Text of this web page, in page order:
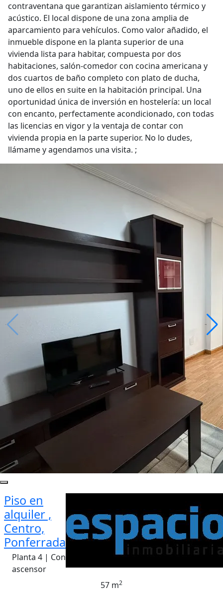
contraventana que garantizan aislamiento térmico y
acústico. El local dispone de una zona amplia de
aparcamiento para vehículos. Como valor añadido, el
inmueble dispone en la planta superior de una
vivienda lista para habitar, compuesta por dos
habitaciones, salón-comedor con cocina americana y
dos cuartos de baño completo con plato de ducha,
uno de ellos en suite en la habitación principal. Una
oportunidad única de inversión en hostelería: un local
con encanto, perfectamente acondicionado, con todas
las licencias en vigor y la ventaja de contar con
vivienda propia en la parte superior. No lo dudes,
llámame y agendamos una visita. ;
Piso en
alquiler ,
Centro,
Ponferrada
Planta 4 | Con
ascensor
57 m2